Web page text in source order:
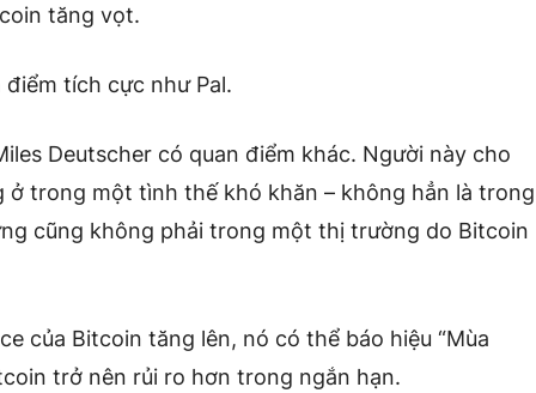
tăng vọt.
tích cực như Pal.
Deutscher có quan điểm khác. Người này cho
ở trong một tình thế khó khăn – không hẳn là trong
cũng không phải trong một thị trường do Bitcoin
của Bitcoin tăng lên, nó có thể báo hiệu “Mùa
trở nên rủi ro hơn trong ngắn hạn.